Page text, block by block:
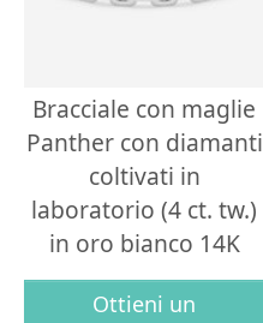
Bracciale con maglie
Panther con diamanti
coltivati in
laboratorio (4 ct. tw.)
in oro bianco 14K
Ottieni un